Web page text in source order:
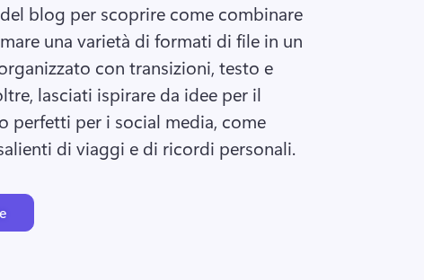
blog per scoprire come combinare
una varietà di formati di file in un
con transizioni, testo e
lasciati ispirare da idee per il
perfetti per i social media, come
di viaggi e di ricordi personali.